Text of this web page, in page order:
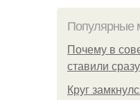
Популярные
Почему в
ставили
Круг